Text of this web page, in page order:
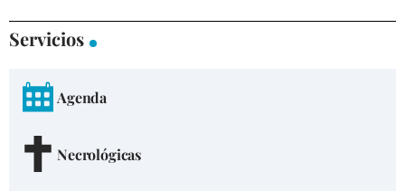
Servicios
Agenda
Necrológicas